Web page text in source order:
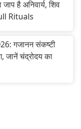
है अनिवार्य, शिव
Rituals
गजानन संकष्टी
जानें चंद्रोदय का